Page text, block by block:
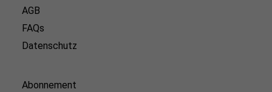
AGB
FAQs
Datenschutz
Abonnement